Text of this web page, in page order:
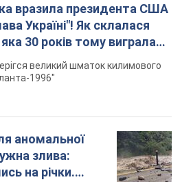
вразила президента США
Україні"! Як склалася
30 років тому виграла
великий шматок килимового
1996"
аномальної
злива:
на річки.